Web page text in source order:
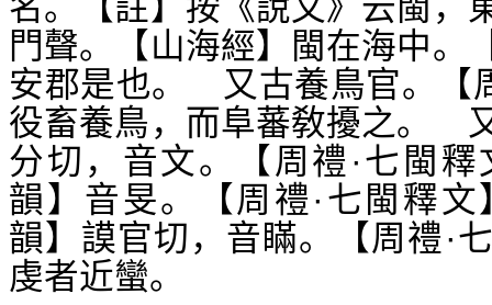
門聲。【山海經】閩在海中。
安郡是也。 又古養鳥官。【
役畜養鳥，而阜蕃敎擾之。
分切，音文。【周禮·七閩
韻】音旻。【周禮·七閩釋
韻】謨官切，音瞞。【周禮·
虔者近蠻。